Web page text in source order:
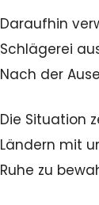
Daraufhin
Schlägerei
Nach der
Die Situation
Ländern mit
Ruhe zu